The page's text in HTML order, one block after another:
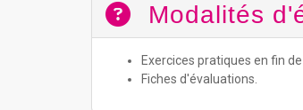
Modalités
Exercices pratiques en fin
Fiches d'évaluations.